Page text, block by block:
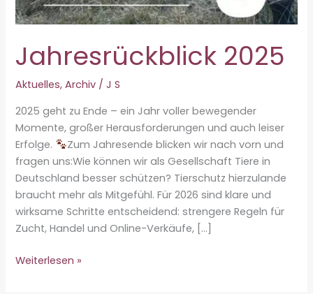
Jahresrückblick 2025
Aktuelles,Archiv /J S
2025 geht zu Ende – ein Jahr voller bewegender
Momente, großer Herausforderungen und auch leiser
Erfolge.
Zum Jahresende blicken wir nach vorn und
fragen uns:Wie können wir als Gesellschaft Tiere in
Deutschland besser schützen? Tierschutz hierzulande
braucht mehr als Mitgefühl. Für 2026 sind klare und
wirksame Schritte entscheidend: strengere Regeln für
Zucht, Handel und Online-Verkäufe, […]
Jahresrückblick
Weiterlesen »